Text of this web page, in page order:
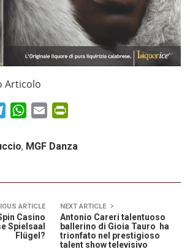
Articolo
TelegramWhatsApp
Email
, MGF Danza
ARTICLE
Casino
Spielsaal
Flügel?
NEXT ARTICLE
Antonio Careri talentuoso
ballerino di Gioia Tauro ha
trionfato nel prestigioso
talent show televisivo